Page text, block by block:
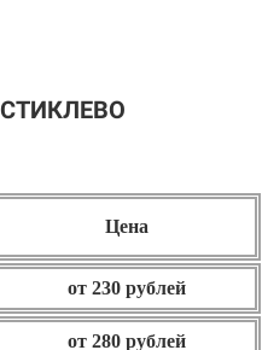
Цена
от 230 рублей
от 280 рублей